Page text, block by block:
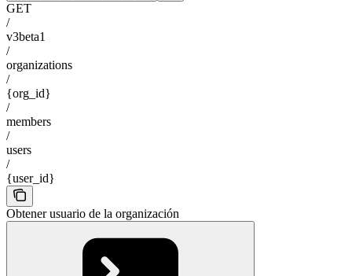
GET
/
v3beta1
/
organizations
/
{org_id}
/
members
/
users
/
{user_id}
Obtener usuario de la organización